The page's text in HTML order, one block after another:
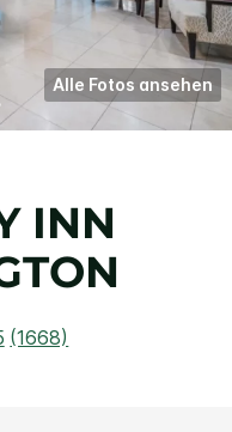
Alle Fotos ansehen
INN
1668
(1668)